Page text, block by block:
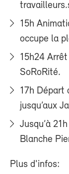
15h
occupe la
15h24
SoRoRité.
17h Départ
jusqu’aux
Jusqu’à
Blanche
Plus d'infos: